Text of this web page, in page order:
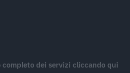
dei servizi cliccando qui